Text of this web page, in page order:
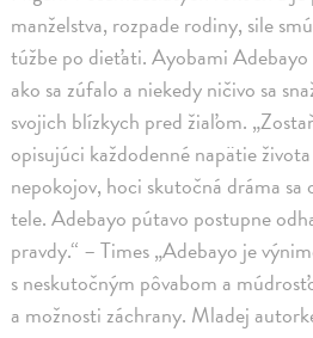
manželstva, rozpade rodiny, sile
túžbe po dieťati. Ayobami
ako sa zúfalo a niekedy ničivo sa
svojich blízkych pred žiaľom.
opisujúci každodenné napätie
nepokojov, hoci skutočná dráma sa
tele. Adebayo pútavo postupne
pravdy.“ – Times „Adebayo je
s neskutočným pôvabom a
a možnosti záchrany. Mladej